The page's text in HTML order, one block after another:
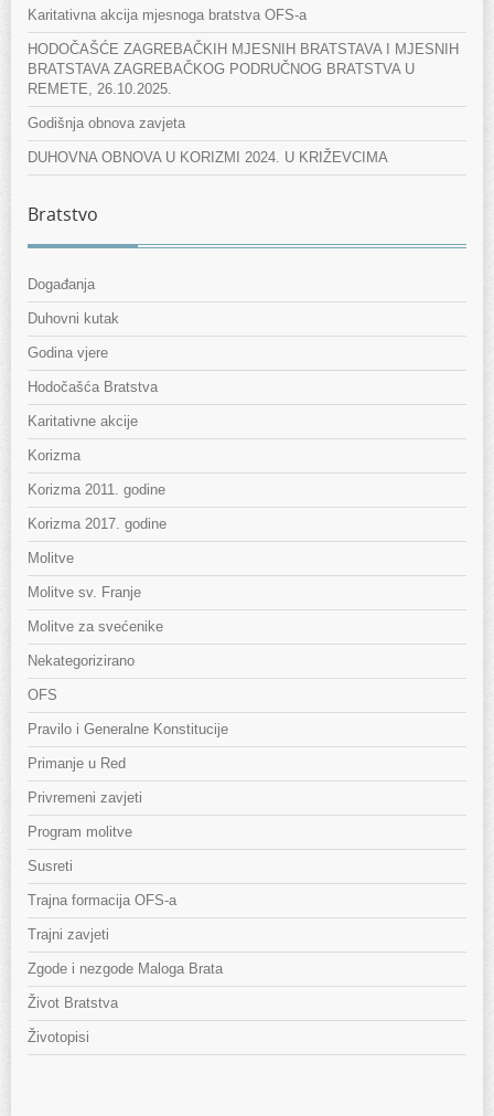
Karitativna akcija mjesnoga bratstva OFS-a
HODOČAŠĆE ZAGREBAČKIH MJESNIH BRATSTAVA I MJESNIH
BRATSTAVA ZAGREBAČKOG PODRUČNOG BRATSTVA U
REMETE, 26.10.2025.
Godišnja obnova zavjeta
DUHOVNA OBNOVA U KORIZMI 2024. U KRIŽEVCIMA
Bratstvo
Događanja
Duhovni kutak
Godina vjere
Hodočašća Bratstva
Karitativne akcije
Korizma
Korizma 2011. godine
Korizma 2017. godine
Molitve
Molitve sv. Franje
Molitve za svećenike
Nekategorizirano
OFS
Pravilo i Generalne Konstitucije
Primanje u Red
Privremeni zavjeti
Program molitve
Susreti
Trajna formacija OFS-a
Trajni zavjeti
Zgode i nezgode Maloga Brata
Život Bratstva
Životopisi